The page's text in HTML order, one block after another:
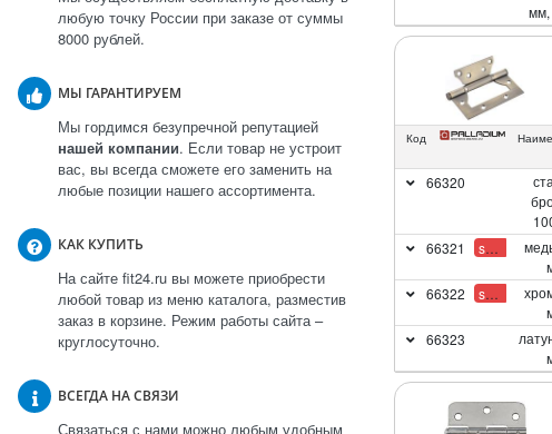
любую точку России при заказе от суммы
8000 рублей.
МЫ ГАРАНТИРУЕМ
Мы гордимся безупречной репутацией
нашей компании. Если товар не устроит
вас, вы всегда сможете его заменить на
любые позиции нашего ассортимента.
КАК КУПИТЬ
На сайте fit24.ru вы можете приобрести
любой товар из меню каталога, разместив
заказ в корзине. Режим работы сайта –
круглосуточно.
ВСЕГДА НА СВЯЗИ
Связаться с нами можно любым удобным
мм,
Код
66320
66321 sale
66322 sale
66323